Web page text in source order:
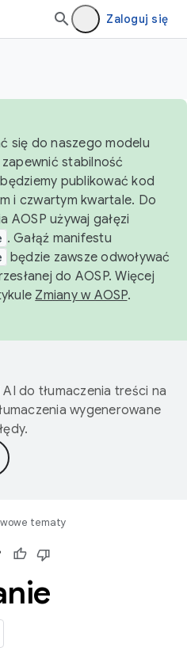
Zaloguj się
się do naszego modelu
stabilność
publikować kod
i czwartym kwartale. Do
AOSP używaj gałęzi
. Gałąź manifestu
będzie zawsze odwoływać
do AOSP. Więcej
Zmiany w AOSP.
do tłumaczenia treści na
wygenerowane
tematy